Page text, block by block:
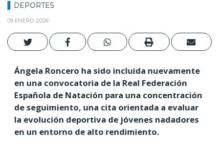
DEPORTES
09 ENERO 2026
Ángela Roncero ha sido incluida nuevamente
en una convocatoria de la Real Federación
Española de Natación para una concentración
de seguimiento, una cita orientada a evaluar
la evolución deportiva de jóvenes nadadores
en un entorno de alto rendimiento.